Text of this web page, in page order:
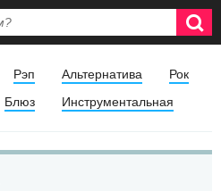
Рэп Альтернатива
Рок
Блюз Инструментальная